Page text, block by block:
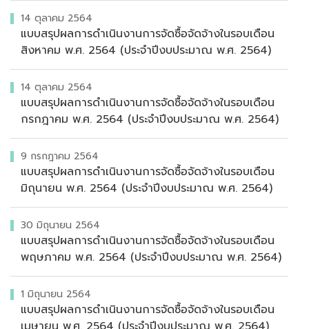
14 ตุลาคม 2564
แบบสรุปผลการดำเนินงานการจัดซื้อจัดจ้างในรอบเดือน
สิงหาคม พ.ศ. 2564 (ประจำปีงบประมาณ พ.ศ. 2564)
14 ตุลาคม 2564
แบบสรุปผลการดำเนินงานการจัดซื้อจัดจ้างในรอบเดือน
กรกฎาคม พ.ศ. 2564 (ประจำปีงบประมาณ พ.ศ. 2564)
9 กรกฎาคม 2564
แบบสรุปผลการดำเนินงานการจัดซื้อจัดจ้างในรอบเดือน
มิถุนายน พ.ศ. 2564 (ประจำปีงบประมาณ พ.ศ. 2564)
30 มิถุนายน 2564
แบบสรุปผลการดำเนินงานการจัดซื้อจัดจ้างในรอบเดือน
พฤษภาคม พ.ศ. 2564 (ประจำปีงบประมาณ พ.ศ. 2564)
1 มิถุนายน 2564
แบบสรุปผลการดำเนินงานการจัดซื้อจัดจ้างในรอบเดือน